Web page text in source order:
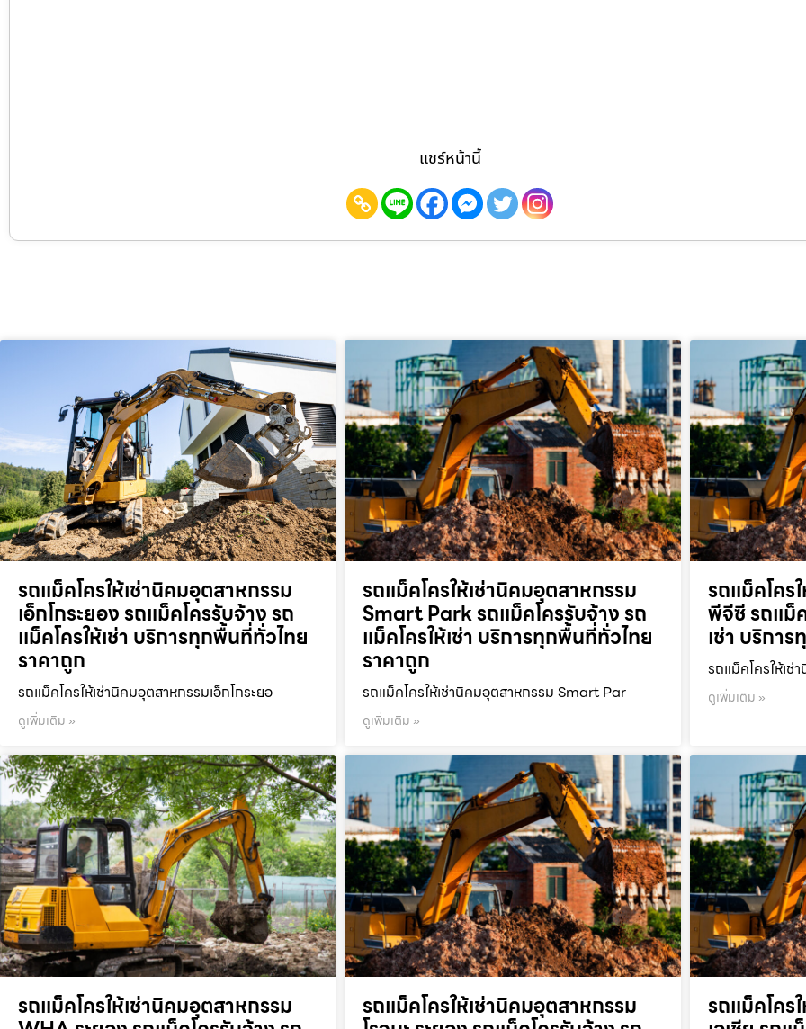
แชร์หน้านี้
รถแม็คโครให้เช่านิคมอุตสาหกรรม
เอ็กโกระยอง รถแม็คโครรับจ้าง รถ
แม็คโครให้เช่า บริการทุกพื้นที่ทั่วไทย
ราคาถูก
รถแม็คโครให้เช่านิคมอุตสาหกรรมเอ็กโกระยอ
ดูเพิ่มเติม »
รถแม็คโครให้เช่านิคมอุตสาหกรรม
Smart Park รถแม็คโครรับจ้าง รถ
แม็คโครให้เช่า บริการทุกพื้นที่ทั่วไทย
ราคาถูก
รถแม็คโครให้เช่านิคมอุตสาหกรรม Smart Par
ดูเพิ่มเติม »
รถแม็คโคร
พีจีซี รถแม็
เช่า บริกา
รถแม็คโครให้เ
ดูเพิ่มเติม »
รถแม็คโครให้เช่านิคมอุตสาหกรรม รถแม็คโครให้เช่านิคมอุตสาหกรรม รถแม็คโคร